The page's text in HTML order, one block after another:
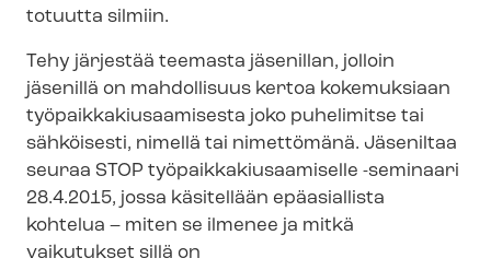
totuutta silmiin.
Tehy järjestää teemasta jäsenillan, jolloin
jäsenillä on mahdollisuus kertoa kokemuksiaan
työ­paik­ka­kiusaa­mi­ses­ta joko puhelimitse tai
sähköisesti, nimellä tai nimettömänä. Jäseniltaa
seuraa STOP työ­paik­ka­kiusaa­mi­sel­le -seminaari
28.4.2015, jossa käsitellään epäasiallista
kohtelua – miten se ilmenee ja mitkä
vaikutukset sillä on